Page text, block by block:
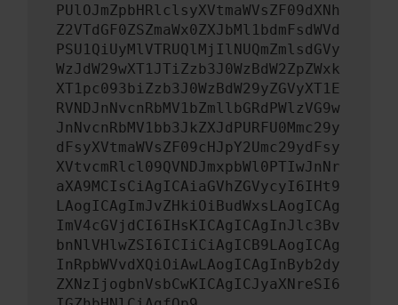
PUlOJmZpbHRlclsyXVtmaWVsZF09dXNh
Z2VTdGF0ZSZmaWx0ZXJbMl1bdmFsdWVd
PSU1QiUyMlVTRUQlMjIlNUQmZmlsdGVy
WzJdW29wXT1JTiZzb3J0WzBdW2ZpZWxk
XT1pc093biZzb3J0WzBdW29yZGVyXT1E
RVNDJnNvcnRbMV1bZmllbGRdPWlzVG9w
JnNvcnRbMV1bb3JkZXJdPURFU0Mmc29y
dFsyXVtmaWVsZF09cHJpY2Umc29ydFsy
XVtvcmRlcl09QVNDJmxpbWl0PTIwJnNr
aXA9MCIsCiAgICAiaGVhZGVycyI6IHt9
LAogICAgImJvZHkiOiBudWxsLAogICAg
ImV4cGVjdCI6IHsKICAgICAgInJlc3Bv
bnNlVHlwZSI6ICIiCiAgICB9LAogICAg
InRpbWVvdXQiOiAwLAogICAgInByb2dy
ZXNzIjogbnVsbCwKICAgICJyaXNreSI6